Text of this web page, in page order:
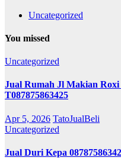
Uncategorized
You missed
Uncategorized
Jual Rumah Jl Makian
T087875863425
Apr 5, 2026 TatoJualBeli
Uncategorized
Jual Duri Kepa